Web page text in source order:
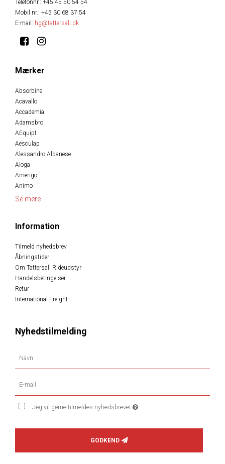
Telefonnr.: +45 45 50 54 54
Mobil nr.: +45 30 68 37 54
E-mail : hg@tattersall.dk
Mærker
Absorbine
Acavallo
Accademia
Adamsbro
AEquipt
Aesculap
Alessandro Albanese
Aloga
Amerigo
Animo
Se mere
Information
Tilmeld nyhedsbrev
Åbningstider
Om Tattersall Rideudstyr
Handelsbetingelser
Retur
International Freight
Nyhedstilmelding
Jeg vil gerne tilmeldes nyhedsbrevet
GODKEND